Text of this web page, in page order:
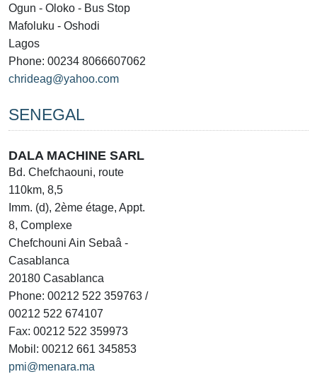
Ogun - Oloko - Bus Stop
Mafoluku - Oshodi
Lagos
Phone: 00234 8066607062
chrideag@yahoo.com
SENEGAL
DALA MACHINE SARL
Bd. Chefchaouni, route
110km, 8,5
Imm. (d), 2ème étage, Appt.
8, Complexe
Chefchouni Ain Sebaâ -
Casablanca
20180 Casablanca
Phone: 00212 522 359763 /
00212 522 674107
Fax: 00212 522 359973
Mobil: 00212 661 345853
pmi@menara.ma